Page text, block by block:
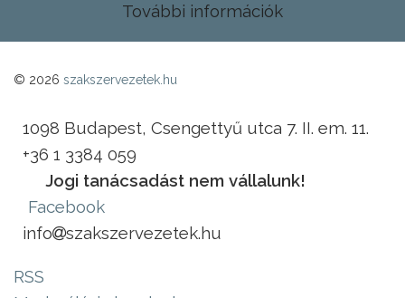
További információk
© 2026 szakszervezetek.hu
1098 Budapest, Csengettyű utca 7. II. em. 11.
+36 1 3384 059
Jogi tanácsadást nem vállalunk!
Facebook
info
szakszervezetek.hu
RSS